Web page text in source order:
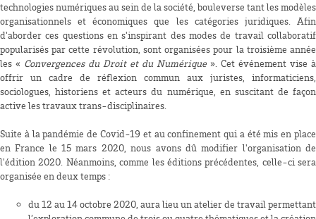
technologies numériques au sein de la société, bouleverse tant les modèles
organisationnels et économiques que les catégories juridiques. Afin
d'aborder ces questions en s'inspirant des modes de travail collaboratif
popularisés par cette révolution, sont organisées pour la troisième année
les « Convergences du Droit et du Numérique». Cet événement vise à
offrir un cadre de réflexion commun aux juristes, informaticiens,
sociologues, historiens et acteurs du numérique, en suscitant de façon
active les travaux trans-disciplinaires.
Suite à la pandémie de Covid-19 et au confinement qui a été mis en place
en France le 15 mars 2020, nous avons dû modifier l'organisation de
l'édition 2020. Néanmoins, comme les éditions précédentes, celle-ci sera
organisée en deux temps :
du 12 au 14 octobre 2020, aura lieu un atelier de travail permettant